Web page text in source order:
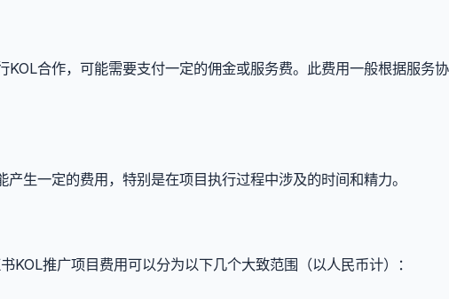
KOL合作，可能需要支付一定的佣金或服务费。此费用一般根据服务
产生一定的费用，特别是在项目执行过程中涉及的时间和精力。
KOL推广项目费用可以分为以下几个大致范围（以人民币计）：